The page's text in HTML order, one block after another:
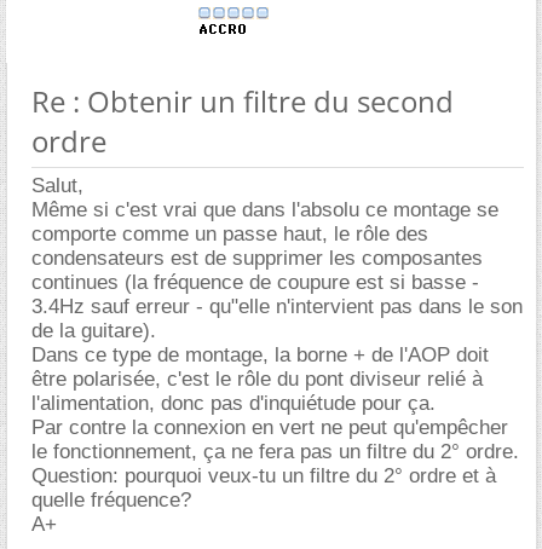
Re : Obtenir un filtre du second
ordre
Salut,
Même si c'est vrai que dans l'absolu ce montage se
comporte comme un passe haut, le rôle des
condensateurs est de supprimer les composantes
continues (la fréquence de coupure est si basse -
3.4Hz sauf erreur - qu"elle n'intervient pas dans le son
de la guitare).
Dans ce type de montage, la borne + de l'AOP doit
être polarisée, c'est le rôle du pont diviseur relié à
l'alimentation, donc pas d'inquiétude pour ça.
Par contre la connexion en vert ne peut qu'empêcher
le fonctionnement, ça ne fera pas un filtre du 2° ordre.
Question: pourquoi veux-tu un filtre du 2° ordre et à
quelle fréquence?
A+